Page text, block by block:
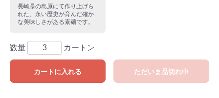
長崎県の島原にて作り上げら
れた、永い歴史が育んだ確か
な美味しさがある素麺です。
数量 カートン
カートに入れる ただいま品切れ中